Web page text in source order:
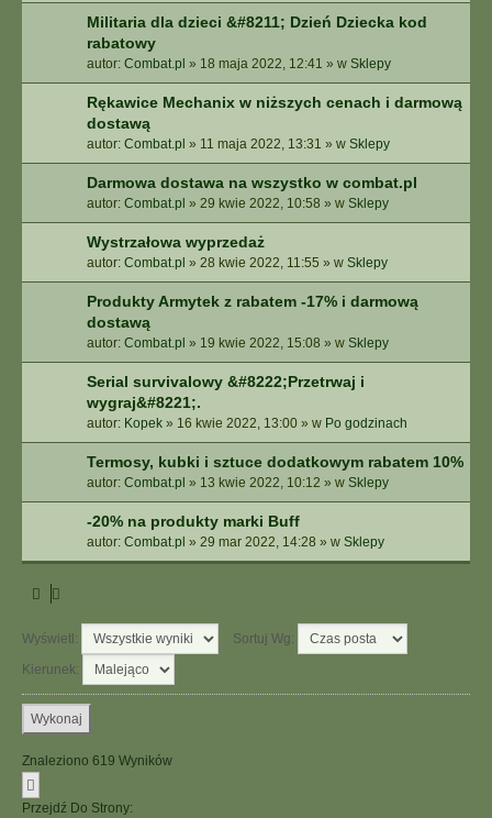
Militaria dla dzieci &#8211; Dzień Dziecka kod
rabatowy
autor: Combat.pl » 18 maja 2022, 12:41 » w Sklepy
Rękawice Mechanix w niższych cenach i darmową
dostawą
autor: Combat.pl » 11 maja 2022, 13:31 » w Sklepy
Darmowa dostawa na wszystko w combat.pl
autor: Combat.pl » 29 kwie 2022, 10:58 » w Sklepy
Wystrzałowa wyprzedaż
autor: Combat.pl » 28 kwie 2022, 11:55 » w Sklepy
Produkty Armytek z rabatem -17% i darmową
dostawą
autor: Combat.pl » 19 kwie 2022, 15:08 » w Sklepy
Serial survivalowy &#8222;Przetrwaj i
wygraj&#8221;.
autor: Kopek » 16 kwie 2022, 13:00 » w Po godzinach
Termosy, kubki i sztuce dodatkowym rabatem 10%
autor: Combat.pl » 13 kwie 2022, 10:12 » w Sklepy
-20% na produkty marki Buff
autor: Combat.pl » 29 mar 2022, 14:28 » w Sklepy
Wyświetl:
Sortuj Wg:
Kierunek:
Znaleziono 619 Wyników
Przejdź Do Strony: